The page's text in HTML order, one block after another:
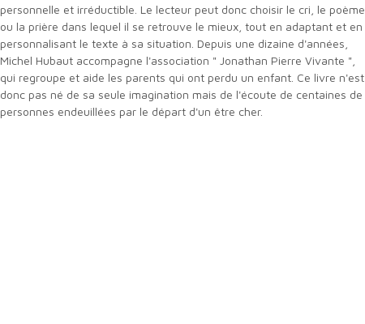
personnelle et irréductible. Le lecteur peut donc choisir le cri, le poème
ou la prière dans lequel il se retrouve le mieux, tout en adaptant et en
personnalisant le texte à sa situation. Depuis une dizaine d'années,
Michel Hubaut accompagne l'association " Jonathan Pierre Vivante ",
qui regroupe et aide les parents qui ont perdu un enfant. Ce livre n'est
donc pas né de sa seule imagination mais de l'écoute de centaines de
personnes endeuillées par le départ d'un être cher.